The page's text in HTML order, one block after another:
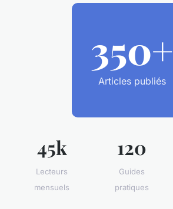
350+
Articles publiés
45k
Lecteurs
mensuels
120
Guides
pratiques